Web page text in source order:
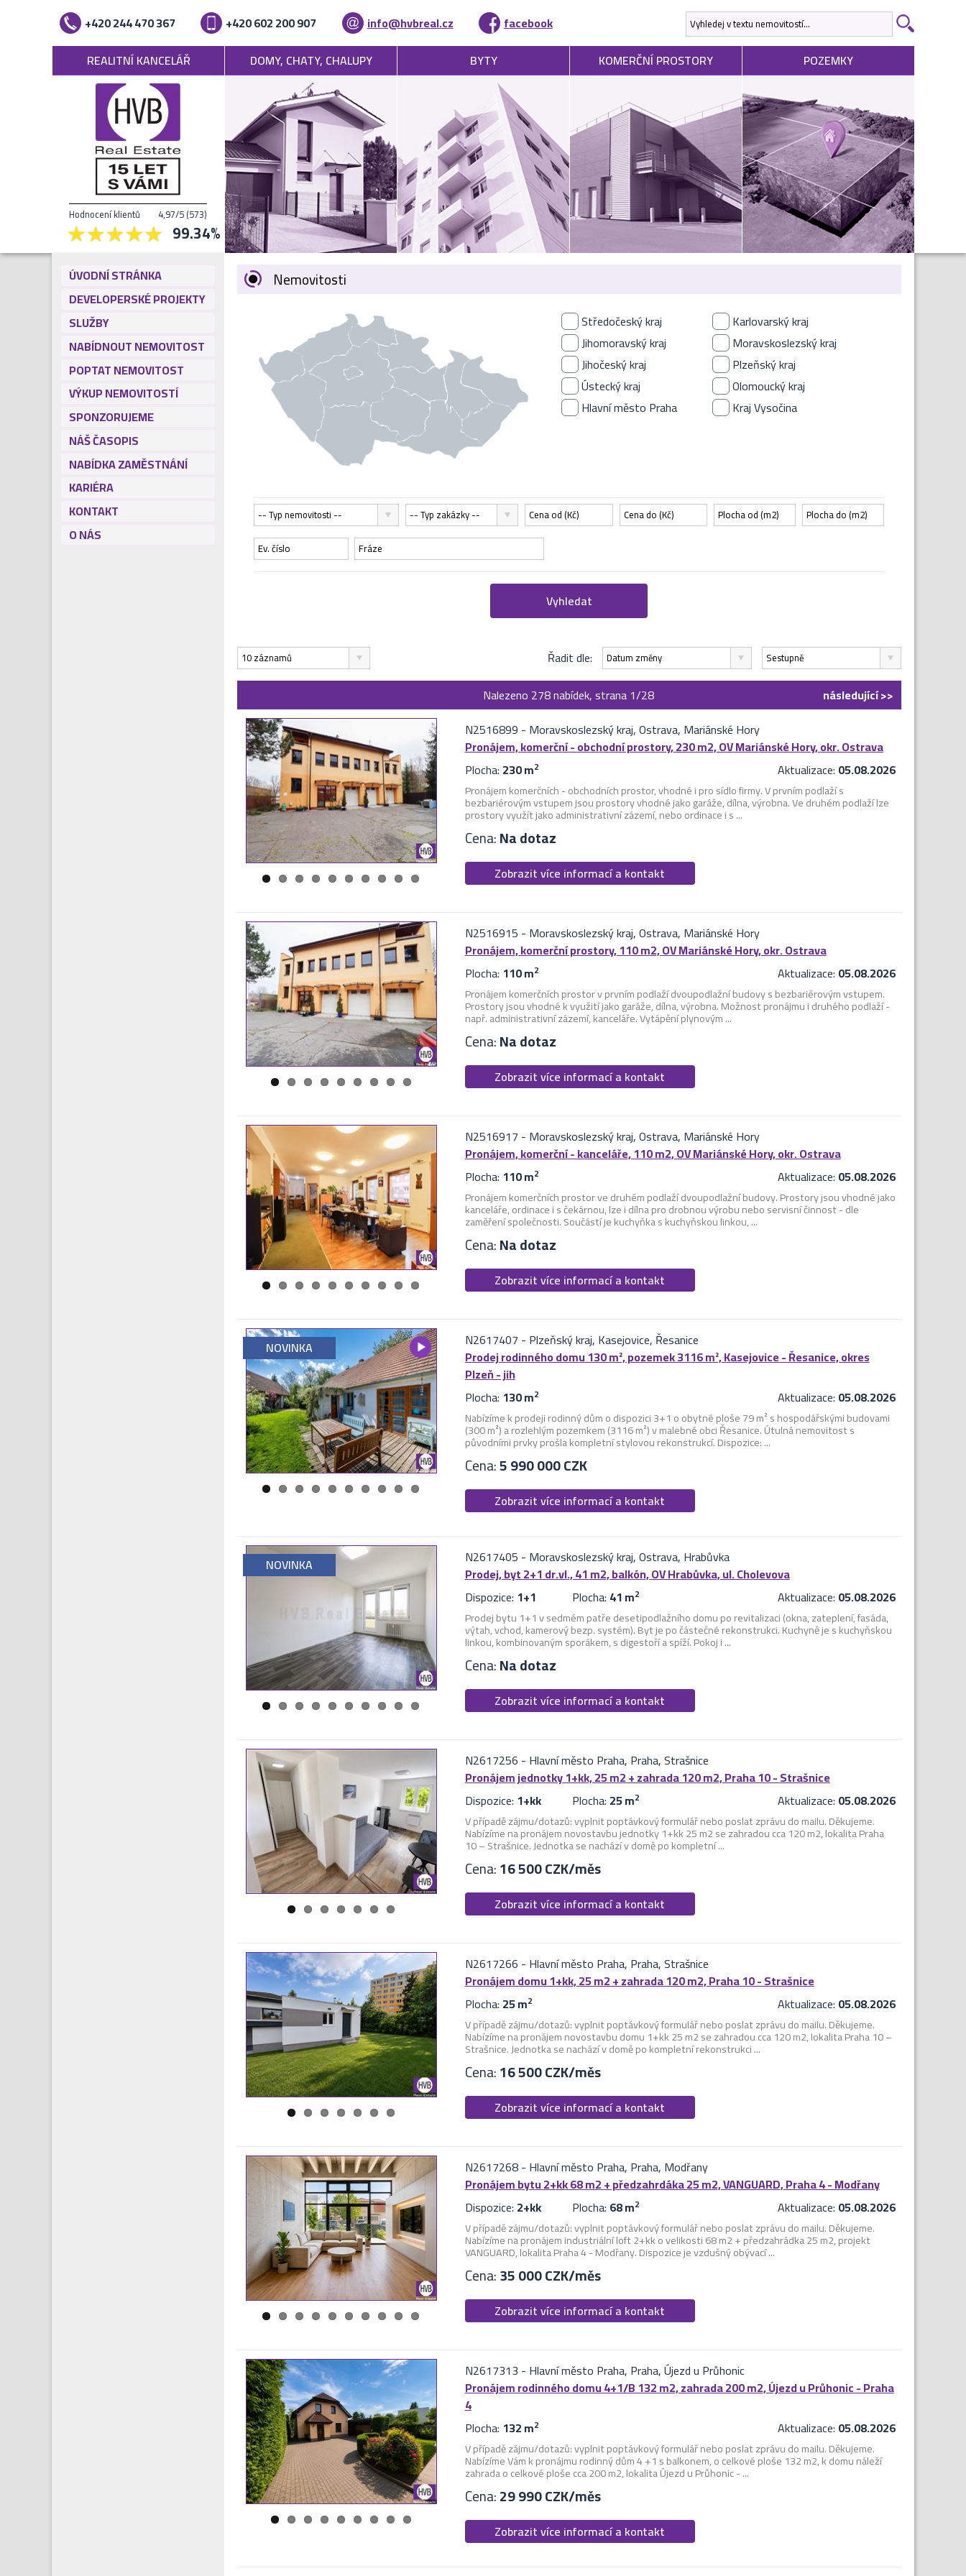
+420 244 470 367 +420 602 200 907 info@hvbreal.cz
facebook
REALITNÍ KANCELÁŘ
Hodnocení klientů 4,97/5(573)
99.34%
DOMY, CHATY, CHALUPY BYTY KOMERČNÍ PROSTORY POZEMKY
ÚVODNÍ STRÁNKA
DEVELOPERSKÉ PROJEKTY
SLUŽBY
NABÍDNOUT NEMOVITOST
POPTAT NEMOVITOST
VÝKUP NEMOVITOSTÍ
SPONZORUJEME
NÁŠ ČASOPIS
NABÍDKA ZAMĚSTNÁNÍ
KARIÉRA
KONTAKT
O NÁS
Nemovitosti
Středočeský kraj
Karlovarský kraj
Jihomoravský kraj
Moravskoslezský kraj
Jihočeský kraj
Plzeňský kraj
Ústecký kraj
Olomoucký kraj
Hlavní město Praha
Kraj Vysočina
-- Typ nemovitosti -- -- Typ zakázky --
Vyhledat
10 záznamů Řadit dle: Datum změny Sestupně
Nalezeno 278 nabídek, strana 1/28 následující>>
N2516899 - Moravskoslezský kraj, Ostrava, Mariánské Hory
Pronájem, komerční - obchodní prostory, 230 m2, OV Mariánské Hory, okr. Ostrava
Plocha: 230 m2 Aktualizace: 05.08.2026
Pronájem komerčních - obchodních prostor, vhodné i pro sídlo firmy. V prvním podlaží s
bezbariérovým vstupem jsou prostory vhodné jako garáže, dílna, výrobna. Ve druhém podlaží lze
prostory využít jako administrativní zázemí, nebo ordinace i s ...
Cena:Na dotaz
Zobrazit více informací a kontakt
N2516915 - Moravskoslezský kraj, Ostrava, Mariánské Hory
Pronájem, komerční prostory, 110 m2, OV Mariánské Hory, okr. Ostrava
Plocha: 110 m2 Aktualizace: 05.08.2026
Pronájem komerčních prostor v prvním podlaží dvoupodlažní budovy s bezbariérovým vstupem.
Prostory jsou vhodné k využití jako garáže, dílna, výrobna. Možnost pronájmu i druhého podlaží -
např. administrativní zázemí, kanceláře. Vytápění plynovým ...
Cena:Na dotaz
Zobrazit více informací a kontakt
N2516917 - Moravskoslezský kraj, Ostrava, Mariánské Hory
Pronájem, komerční - kanceláře, 110 m2, OV Mariánské Hory, okr. Ostrava
Plocha: 110 m2 Aktualizace: 05.08.2026
Pronájem komerčních prostor ve druhém podlaží dvoupodlažní budovy. Prostory jsou vhodné jako
kanceláře, ordinace i s čekárnou, lze i dílna pro drobnou výrobu nebo servisní činnost - dle
zaměření společnosti. Součástí je kuchyňka s kuchyňskou linkou, ...
Cena:Na dotaz
Zobrazit více informací a kontakt
NOVINKA N2617407 - Plzeňský kraj, Kasejovice, Řesanice
Prodej rodinného domu 130 m², pozemek 3116 m², Kasejovice - Řesanice, okres
Plzeň - jih
Plocha: 130 m2 Aktualizace: 05.08.2026
Nabízíme k prodeji rodinný dům o dispozici 3+1 o obytné ploše 79 m² s hospodářskými budovami
(300 m²) a rozlehlým pozemkem (3116 m²) v malebné obci Řesanice. Útulná nemovitost s
původními prvky prošla kompletní stylovou rekonstrukcí. Dispozice: ...
Cena:5 990 000 CZK
Zobrazit více informací a kontakt
NOVINKA N2617405 - Moravskoslezský kraj, Ostrava, Hrabůvka
Prodej, byt 2+1 dr.vl., 41 m2, balkón, OV Hrabůvka, ul. Cholevova
Dispozice: 1+1 Plocha: 41 m2 Aktualizace: 05.08.2026
Prodej bytu 1+1 v sedmém patře desetipodlažního domu po revitalizaci (okna, zateplení, fasáda,
výtah, vchod, kamerový bezp. systém). Byt je po částečné rekonstrukci. Kuchyně je s kuchyňskou
linkou, kombinovaným sporákem, s digestoří a spíží. Pokoj i ...
Cena:Na dotaz
Zobrazit více informací a kontakt
N2617256 - Hlavní město Praha, Praha, Strašnice
Pronájem jednotky 1+kk, 25 m2 + zahrada 120 m2, Praha 10 - Strašnice
Dispozice: 1+kk Plocha: 25 m2 Aktualizace: 05.08.2026
V případě zájmu/dotazů: vyplnit poptávkový formulář nebo poslat zprávu do mailu. Děkujeme.
Nabízíme na pronájem novostavbu jednotky 1+kk 25 m2 se zahradou cca 120 m2, lokalita Praha
10 – Strašnice. Jednotka se nachází v domě po kompletní ...
Cena:16 500 CZK/měs
Zobrazit více informací a kontakt
N2617266 - Hlavní město Praha, Praha, Strašnice
Pronájem domu 1+kk, 25 m2 + zahrada 120 m2, Praha 10 - Strašnice
Plocha: 25 m2 Aktualizace: 05.08.2026
V případě zájmu/dotazů: vyplnit poptávkový formulář nebo poslat zprávu do mailu. Děkujeme.
Nabízíme na pronájem novostavbu domu 1+kk 25 m2 se zahradou cca 120 m2, lokalita Praha 10 –
Strašnice. Jednotka se nachází v domě po kompletní rekonstrukci ...
Cena:16 500 CZK/měs
Zobrazit více informací a kontakt
N2617268- Hlavní město Praha, Praha, Modřany
Pronájem bytu 2+kk 68 m2 + předzahrdáka 25 m2, VANGUARD, Praha 4 - Modřany
Dispozice: 2+kk Plocha: 68 m2 Aktualizace: 05.08.2026
V případě zájmu/dotazů: vyplnit poptávkový formulář nebo poslat zprávu do mailu. Děkujeme.
Nabízíme na pronájem industriální loft 2+kk o velikosti 68 m2 + předzahrádka 25 m2, projekt
VANGUARD, lokalita Praha 4 - Modřany. Dispozice je vzdušný obývací ...
Cena:35 000 CZK/měs
Zobrazit více informací a kontakt
N2617313 - Hlavní město Praha, Praha, Újezd u Průhonic
Pronájem rodinného domu 4+1/B 132 m2, zahrada 200 m2, Újezd u Průhonic - Praha
4
Plocha: 132 m2 Aktualizace: 05.08.2026
V případě zájmu/dotazů: vyplnit poptávkový formulář nebo poslat zprávu do mailu. Děkujeme.
Nabízíme Vám k pronájmu rodinný dům 4 +1 s balkonem, o celkové ploše 132 m2, k domu náleží
zahrada o celkové ploše cca 200 m2, lokalita Újezd u Průhonic - ...
Cena:29 990 CZK/měs
Zobrazit více informací a kontakt